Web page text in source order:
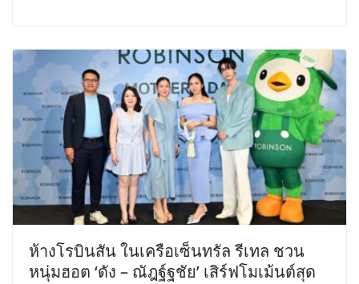
ห้างโรบินสัน ในเครือเซ็นทรัล รีเทล ชวน
หนุ่มฮอต ‘ดัง – ณัฎฐ์ฐชัย’ เสิร์ฟโมเม้นต์สุด